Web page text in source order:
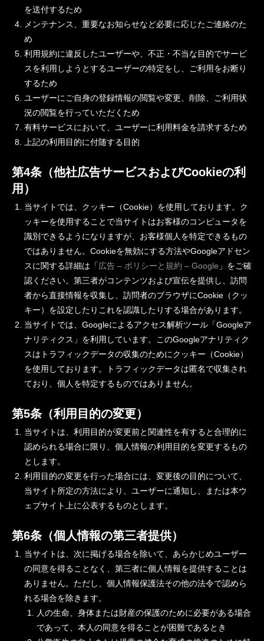
を送付するため
メンテナンス、重要なお知らせなど必要に応じたご連絡のた
め
利用規約に違反したユーザーや、不正・不当な目的でサービ
スを利用しようとするユーザーの特定をし、ご利用をお断り
するため
ユーザーにご自身の登録情報の閲覧や変更、削除、ご利用状
況の閲覧を行っていただくため
有料サービスにおいて、ユーザーに利用料金を請求するため
上記の利用目的に付随する目的
第4条（他社広告サービスおよびCookieの利
用）
当サイトでは、クッキー（Cookie）を使用しております。ク
ッキーを使用することで当サイトはお客様のコンピュータを
識別できるようになりますが、お客様個人を特定できるもの
ではありません。Cookieを無効にする方法やGoogleアドセン
スに関する詳細は「広告 – ポリシーと規約 – Google 」をご確
認ください。第三者がコンテンツおよび宣伝を提供し、訪問
者から直接情報を収集し、訪問者のブラウザにCookie（クッ
キー）を設定したりこれを認識したりする場合があります。
当サイトでは、Googleによるアクセス解析ツール「Googleア
ナリティクス」を利用しています。このGoogleアナリティク
スはトラフィックデータの収集のためにクッキー（Cookie）
を使用しております。トラフィックデータは匿名で収集され
ており、個人を特定するものではありません。
第5条（利用目的の変更）
当サイトは、利用目的が変更前と関連性を有すると合理的に
認められる場合に限り、個人情報の利用目的を変更するもの
とします。
利用目的の変更を行った場合には、変更後の目的について、
当サイト所定の方法により、ユーザーに通知し、または本ウ
ェブサイト上に公表するものとします。
第6条（個人情報の第三者提供）
当サイトは、次に掲げる場合を除いて、あらかじめユーザー
の同意を得ることなく、第三者に個人情報を提供することは
ありません。ただし、個人情報保護法その他の法令で認めら
れる場合を除きます。
人の生命、身体または財産の保護のために必要がある場合
であって、本人の同意を得ることが困難であるとき